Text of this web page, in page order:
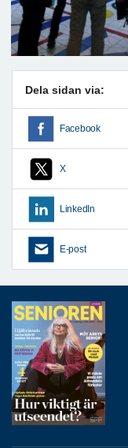
Dela sidan via:
Facebook
X
LinkedIn
E-post